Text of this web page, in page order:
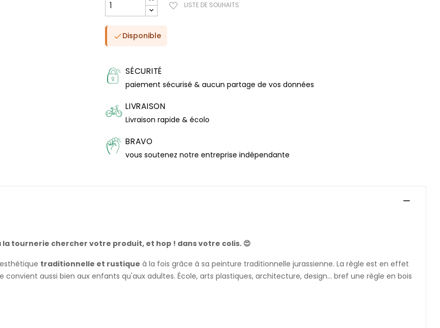
LISTE DE SOUHAITS
Disponible
SÉCURITÉ
paiement sécurisé & aucun partage de vos données
LIVRAISON
Livraison rapide & écolo
BRAVO
vous soutenez notre entreprise indépendante
la tournerie chercher votre produit, et hop ! dans votre colis. 😍
traditionnelle et rustique à la fois grâce à sa peinture traditionnelle jurassienne. La règle est en effet
convient aussi bien aux enfants qu'aux adultes. École, arts plastiques, architecture, design... bref une règle en bois